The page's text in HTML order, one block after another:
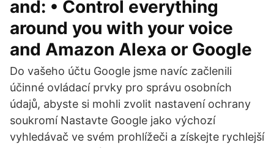
and: • Control everything
around you with your voice
and Amazon Alexa or Google
Do vašeho účtu Google jsme navíc začlenili
účinné ovládací prvky pro správu osobních
údajů, abyste si mohli zvolit nastavení ochrany
soukromí Nastavte Google jako výchozí
vyhledávač ve svém prohlížeči a získejte rychlejší